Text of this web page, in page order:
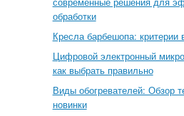
обработки
Кресла барбешопа: критерии
Цифровой электронный
как выбрать правильно
Виды обогревателей: Обзор
новинки